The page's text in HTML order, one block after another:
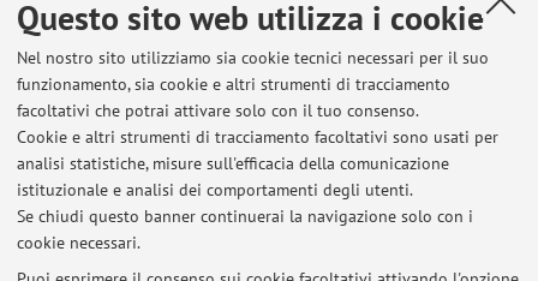
Questo sito web utilizza i cookie
Nel nostro sito utilizziamo sia cookie tecnici necessari per il suo
funzionamento, sia cookie e altri strumenti di tracciamento
facoltativi che potrai attivare solo con il tuo consenso.
Cookie e altri strumenti di tracciamento facoltativi sono usati per
analisi statistiche, misure sull'efficacia della comunicazione
istituzionale e analisi dei comportamenti degli utenti.
Se chiudi questo banner continuerai la navigazione solo con i
cookie necessari.
E-mail: francesca.granzotto4@unibo.it
Dipartimento di Scienze Dell'Educazione "Giovanni
Maria Bertin"
Via Filippo Re 6, Bologna -
Vai alla mappa